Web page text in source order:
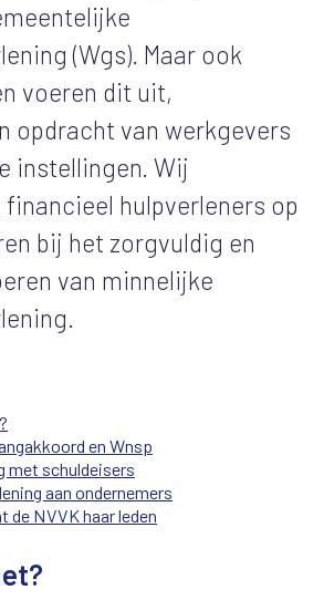
(Wgs). Maar ook
voeren dit uit,
opdracht van werkgevers
instellingen. Wij
hulpverleners op
bij het zorgvuldig en
van minnelijke
en Wnsp
met schuldeisers
aan ondernemers
de NVVK haar leden